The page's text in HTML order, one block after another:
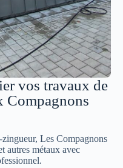
vos travaux de
Compagnons
Les Compagnons
autres métaux avec